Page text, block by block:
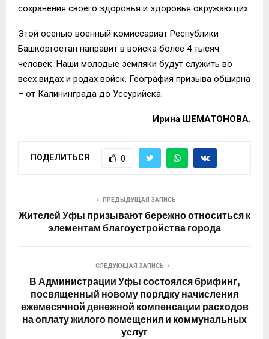
сохранения своего здоровья и здоровья окружающих.
Этой осенью военный комиссариат Республики
Башкортостан направит в войска более 4 тысяч
человек. Наши молодые земляки будут служить во
всех видах и родах войск. География призыва обширна
– от Калининграда до Уссурийска.
Ирина ШЕМАТОНОВА.
ПОДЕЛИТЬСЯ 0
ПРЕДЫДУЩАЯ ЗАПИСЬ
Жителей Уфы призывают бережно относиться к
элементам благоустройства города
СЛЕДУЮЩАЯ ЗАПИСЬ
В Администрации Уфы состоялся брифинг,
посвященный новому порядку начисления
ежемесячной денежной компенсации расходов
на оплату жилого помещения и коммунальных
услуг